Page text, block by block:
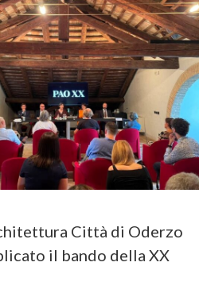
Città di Oderzo
il bando della XX